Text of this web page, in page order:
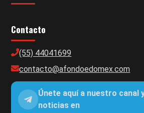
Contacto
(55) 44041699
contacto@afondoedomex.com
Únete aquí a nuestro canal
noticias en